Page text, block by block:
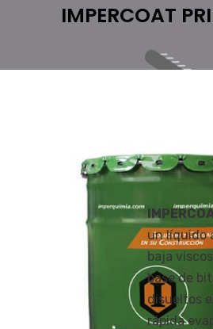
IMPERCOAT
un líquido
baja
base de
disueltos
rápida